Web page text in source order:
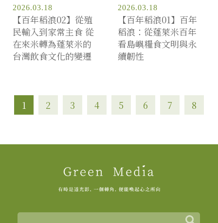
2026.03.18
【百年稻浪02】從殖
民輸入到家常主食 從
在來米轉為蓬萊米的
台灣飲食文化的變遷
2026.03.18
【百年稻浪01】百年
稻浪：從蓬萊米百年
看島嶼糧食文明與永
續韌性
1 2 3 4 5 6 7 8